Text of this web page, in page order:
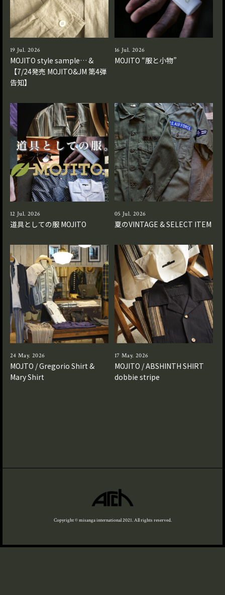
19 Jul. 2026
MOJITO style sample… &
【7/24発売 MOJITO&JM 第4弾
告知】
16 Jul. 2026
MOJITO “服と小物”
12 Jul. 2026
道具としての服 MOJITO
05 Jul. 2026
夏のVINTAGE & SELECT ITEM
24 May. 2026
MOJTO / Gregorio Shirt &
Mary Shirt
17 May. 2026
MOJITO / ABSHINTH SHIRT
dobbie stripe
Copyright © misanga international 2021. All rights reserved.